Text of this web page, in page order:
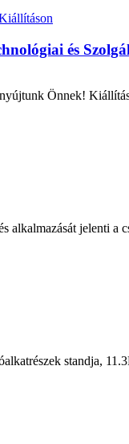
és
Önnek!
alkalmazását jelenti a
standja,